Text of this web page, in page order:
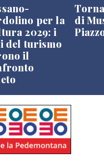
per la
2029: i
del turismo
il
di